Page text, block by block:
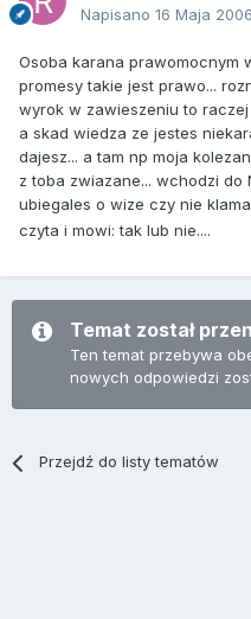
Napisano 16 Maja 2006
Osoba karana prawomocnym
promesy takie jest prawo...
wyrok w zawieszeniu to
a skad wiedza ze jestes
dajesz... a tam np moja
z toba zwiazane... wchodzi
ubiegales o wize czy nie
czyta i mowi: tak lub nie....
Temat został
Ten temat przebywa
nowych odpowiedzi
Przejdź do listy tematów